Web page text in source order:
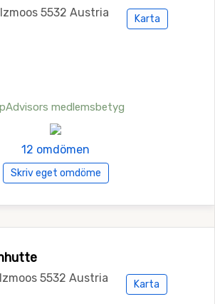
5532 Austria Karta
medlemsbetyg
12 omdömen
Skriv eget omdöme
5532 Austria Karta